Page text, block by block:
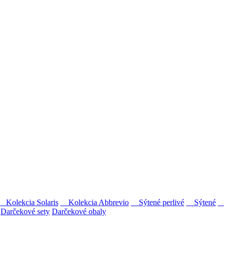
Kolekcia Solaris Kolekcia Abbrevio Sýtené perlivé
Sýtené
Darčekové sety Darčekové obaly